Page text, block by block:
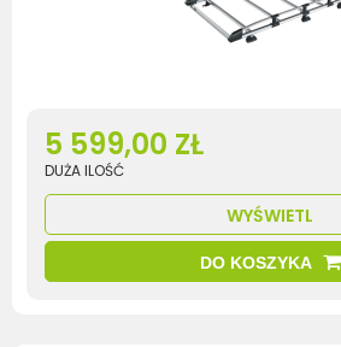
5 599,00 ZŁ
DUŻA ILOŚĆ
WYŚWIETL
DO KOSZYKA